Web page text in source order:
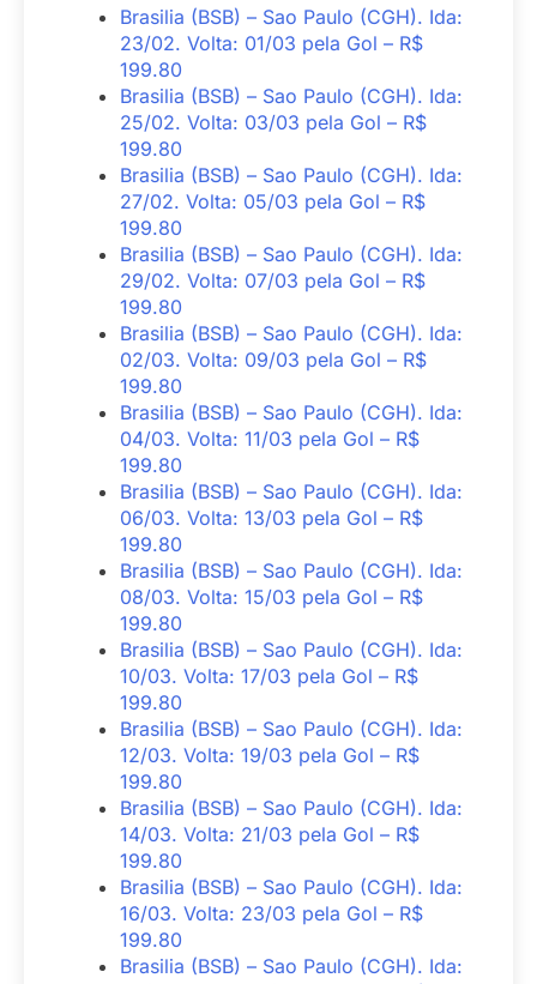
Brasilia (BSB) – Sao Paulo (CGH). Ida:
23/02. Volta: 01/03 pela Gol – R$
199.80
Brasilia (BSB) – Sao Paulo (CGH). Ida:
25/02. Volta: 03/03 pela Gol – R$
199.80
Brasilia (BSB) – Sao Paulo (CGH). Ida:
27/02. Volta: 05/03 pela Gol – R$
199.80
Brasilia (BSB) – Sao Paulo (CGH). Ida:
29/02. Volta: 07/03 pela Gol – R$
199.80
Brasilia (BSB) – Sao Paulo (CGH). Ida:
02/03. Volta: 09/03 pela Gol – R$
199.80
Brasilia (BSB) – Sao Paulo (CGH). Ida:
04/03. Volta: 11/03 pela Gol – R$
199.80
Brasilia (BSB) – Sao Paulo (CGH). Ida:
06/03. Volta: 13/03 pela Gol – R$
199.80
Brasilia (BSB) – Sao Paulo (CGH). Ida:
08/03. Volta: 15/03 pela Gol – R$
199.80
Brasilia (BSB) – Sao Paulo (CGH). Ida:
10/03. Volta: 17/03 pela Gol – R$
199.80
Brasilia (BSB) – Sao Paulo (CGH). Ida:
12/03. Volta: 19/03 pela Gol – R$
199.80
Brasilia (BSB) – Sao Paulo (CGH). Ida:
14/03. Volta: 21/03 pela Gol – R$
199.80
Brasilia (BSB) – Sao Paulo (CGH). Ida:
16/03. Volta: 23/03 pela Gol – R$
199.80
Brasilia (BSB) – Sao Paulo (CGH). Ida: